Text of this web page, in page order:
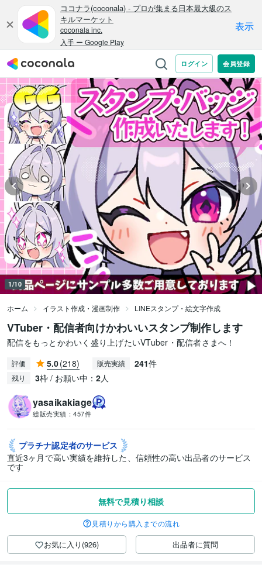
1/10
ホーム イラスト作成・漫画制作 LINEスタンプ・絵文字作成
VTuber・配信者向けかわいいスタンプ制作します
配信をもっとかわいく盛り上げたいVTuber・配信者さまへ！
評価 5.0(218) 販売実績 241件
残り 3枠 / お願い中： 2人
yasaikakiage
総販売実績： 457件
プラチナ認定者のサービス
直近3ヶ月で高い実績を維持した、信頼性の高い出品者のサービス
です
無料で見積り相談
見積りから購入までの流れ
お気に入り(926) 出品者に質問